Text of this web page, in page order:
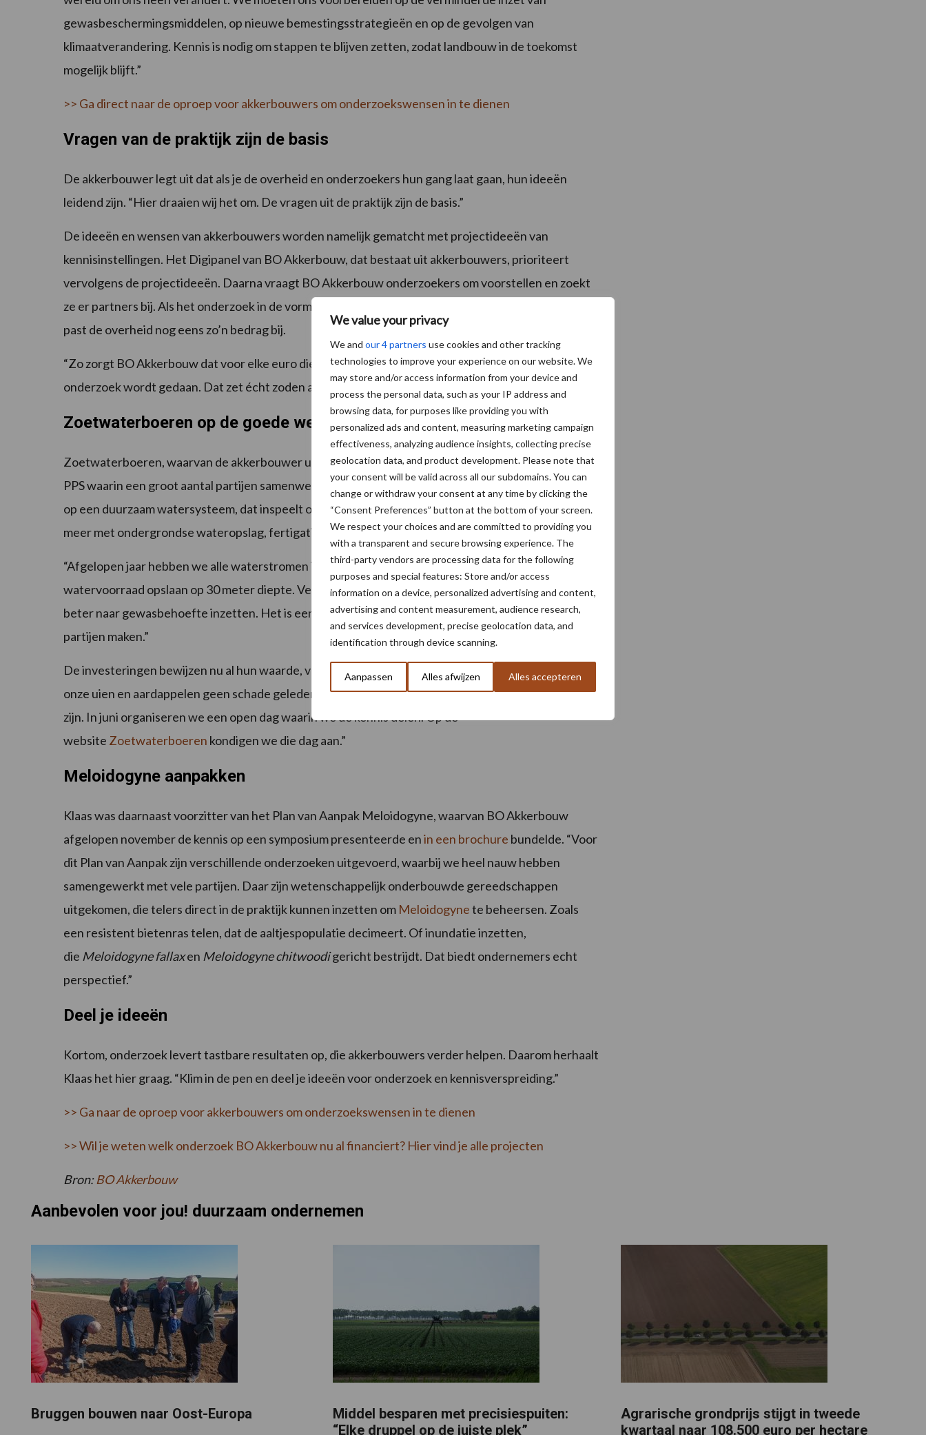
We value your privacy
We and our 4 partners use cookies and other tracking
technologies to improve your experience on our website. We
may store and/or access information from your device and
process the personal data, such as your IP address and
browsing data, for purposes like providing you with
personalized ads and content, measuring marketing campaign
effectiveness, analyzing audience insights, collecting precise
geolocation data, and product development. Please note that
your consent will be valid across all our subdomains. You can
change or withdraw your consent at any time by clicking the
“Consent Preferences” button at the bottom of your screen.
We respect your choices and are committed to providing you
with a transparent and secure browsing experience. The
third-party vendors are processing data for the following
purposes and special features: Store and/or access
information on a device, personalized advertising and content,
advertising and content measurement, audience research,
and services development, precise geolocation data, and
identification through device scanning.
Aanpassen Alles afwijzen Alles accepteren
gewasbeschermingsmiddelen, op nieuwe bemestingsstrategieën en op de gevolgen van
klimaatverandering. Kennis is nodig om stappen te blijven zetten, zodat landbouw in de toekomst
mogelijk blijft.”
>> Ga direct naar de oproep voor akkerbouwers om onderzoekswensen in te dienen
Vragen van de praktijk zijn de basis
De akkerbouwer legt uit dat als je de overheid en onderzoekers hun gang laat gaan, hun ideeën
leidend zijn. “Hier draaien wij het om. De vragen uit de praktijk zijn de basis.”
De ideeën en wensen van akkerbouwers worden namelijk gematcht met projectideeën van
kennisinstellingen. Het Digipanel van BO Akkerbouw, dat bestaat uit akkerbouwers, prioriteert
vervolgens de projectideeën. Daarna vraagt BO Akkerbouw onderzoekers om voorstellen en zoekt
ze er partners bij. Als het onderzoek in de vorm van een Publiek-Private Samenwerking (PPS) gaat,
past de overheid nog eens zo’n bedrag bij.
“Zo zorgt BO Akkerbouw dat voor elke euro die akkerbouwers inleggen, drie of vier euro aan
onderzoek wordt gedaan. Dat zet écht zoden aan de dijk.”
Zoetwaterboeren op de goede weg
Zoetwaterboeren, waarvan de akkerbouwer uit Anna Paulowna zelf initiatiefnemer is, is ook zo’n
PPS waarin een groot aantal partijen samenwerkt. Het onderzoek gaat het derde jaar in. Het zet in
op een duurzaam watersysteem, dat inspeelt op verzilting en lange droge en natte perioden. Onder
meer met ondergrondse wateropslag, fertigatie en peilgestuurde drainage.
“Afgelopen jaar hebben we alle waterstromen in beeld gebracht. Dit jaar gaan we een
watervoorraad opslaan op 30 meter diepte. Verder gaan we de nutriëntengift via fertigatie nog
beter naar gewasbehoefte inzetten. Het is een mooie ontdekkingsreis, die we samen met alle
partijen maken.”
De investeringen bewijzen nu al hun waarde, vertelt de akkerbouwer. “Van de natte herfst hebben
onze uien en aardappelen geen schade geleden. Het sterkt me in het idee dat we op de goede weg
zijn. In juni organiseren we een open dag waarin we de kennis delen. Op de
website Zoetwaterboeren kondigen we die dag aan.”
Meloidogyne aanpakken
Klaas was daarnaast voorzitter van het Plan van Aanpak Meloidogyne, waarvan BO Akkerbouw
afgelopen november de kennis op een symposium presenteerde enin een brochure bundelde. “Voor
dit Plan van Aanpak zijn verschillende onderzoeken uitgevoerd, waarbij we heel nauw hebben
samengewerkt met vele partijen. Daar zijn wetenschappelijk onderbouwde gereedschappen
uitgekomen, die telers direct in de praktijk kunnen inzetten om Meloidogynete beheersen. Zoals
een resistent bietenras telen, dat de aaltjespopulatie decimeert. Of inundatie inzetten,
die Meloidogyne fallaxen Meloidogynechitwoodigericht bestrijdt. Dat biedt ondernemers echt
perspectief.”
Deel je ideeën
Kortom, onderzoek levert tastbare resultaten op, die akkerbouwers verder helpen. Daarom herhaalt
Klaas het hier graag. “Klim in de pen en deel je ideeën voor onderzoek en kennisverspreiding.”
>> Ga naar de oproep voor akkerbouwers om onderzoekswensen in te dienen
>> Wil je weten welk onderzoek BO Akkerbouw nu al financiert? Hier vind je alle projecten
Bron:BO Akkerbouw
Aanbevolen voor jou! duurzaam ondernemen
Bruggen bouwen naar Oost-Europa
Middel besparen met precisiespuiten:
“Elke druppel op de juiste plek”
Agrarische grondprijs stijgt in tweede
kwartaal naar 108.500 euro per hectare